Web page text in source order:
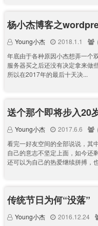
杨小杰博客之
Young小杰 2018.1.1
年底由于各种原因小杰想弄一个
服务器买之后还没有决定拿来做
所以在2017年的最后十天决...
送个那个即将步入20
Young小杰 2017.6.6
看完一好友空间的全部说说，其
自己的意志不坚定上面，如今还
还可以为自己的热爱继续拼搏，
传统节日为何“没落”
Young小杰 2016.12.24